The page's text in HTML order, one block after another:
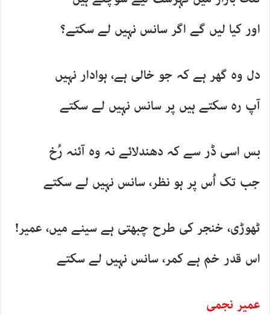
اور کیا لیں گے اگر سانس نہیں لے سکتے؟
دل وہ گھر ہے کہ جو خالی ہے، ہوادار نہیں
آپ رہ سکتے ہیں پر سانس نہیں لے سکتے
بس اسی ڈر سے کہ دھندلائے نہ وہ آئنہ رُخ
جب تک اُس پر ہو نظر، سانس نہیں لے سکتے
ٹھوڑی، خنجر کی طرح چبھتی ہے سینے میں، عمیر!
اس قدر خم ہے کمر، سانس نہیں لے سکتے
عمیر نجمی